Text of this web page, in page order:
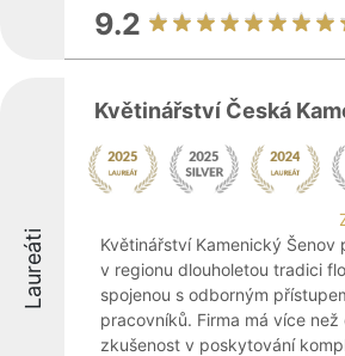
9.2
Laureáti
Květinářství Česká
Květinářství Kamenický Šenov
v regionu dlouholetou tradici
spojenou s odborným
pracovníků. Firma má více
zkušenost v poskytování